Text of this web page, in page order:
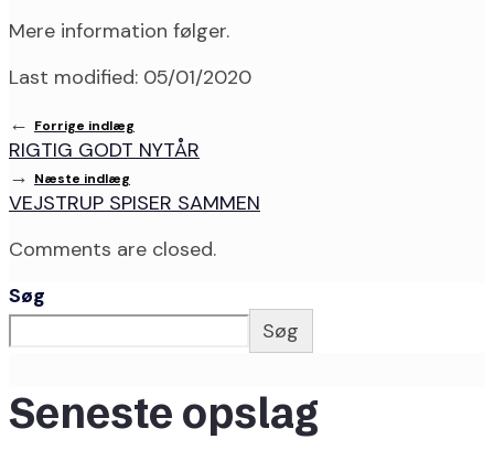
Mere information følger.
Last modified: 05/01/2020
← Forrige indlæg
RIGTIG GODT NYTÅR
→ Næste indlæg
VEJSTRUP SPISER SAMMEN
Comments are closed.
Søg
Søg
Seneste opslag